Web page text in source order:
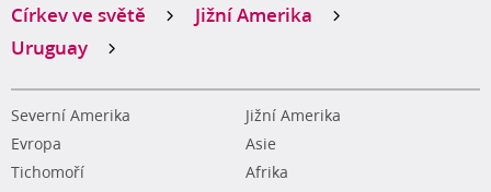
Církev ve světě
Jižní Amerika
Uruguay
Severní Amerika
Jižní Amerika
Evropa
Asie
Tichomoří
Afrika